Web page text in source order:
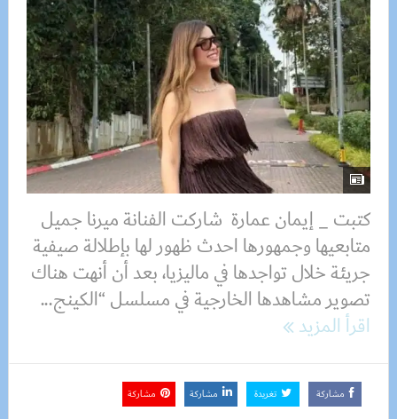
كتبت _ إيمان عمارة شاركت الفنانة ميرنا جميل
متابعيها وجمهورها احدث ظهور لها بإطلالة صيفية
جريئة خلال تواجدها في ماليزيا، بعد أن أنهت هناك
تصوير مشاهدها الخارجية في مسلسل “الكينج...
اقرأ المزيد
مشاركة تغريدة مشاركة مشاركة